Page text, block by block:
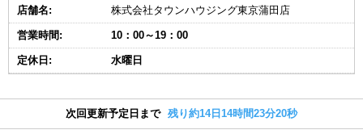
店舗名: 株式会社タウンハウジング東京蒲田店
営業時間: 10：00～19：00
定休日: 水曜日
次回更新予定日まで 残り約14日14時間23分19秒